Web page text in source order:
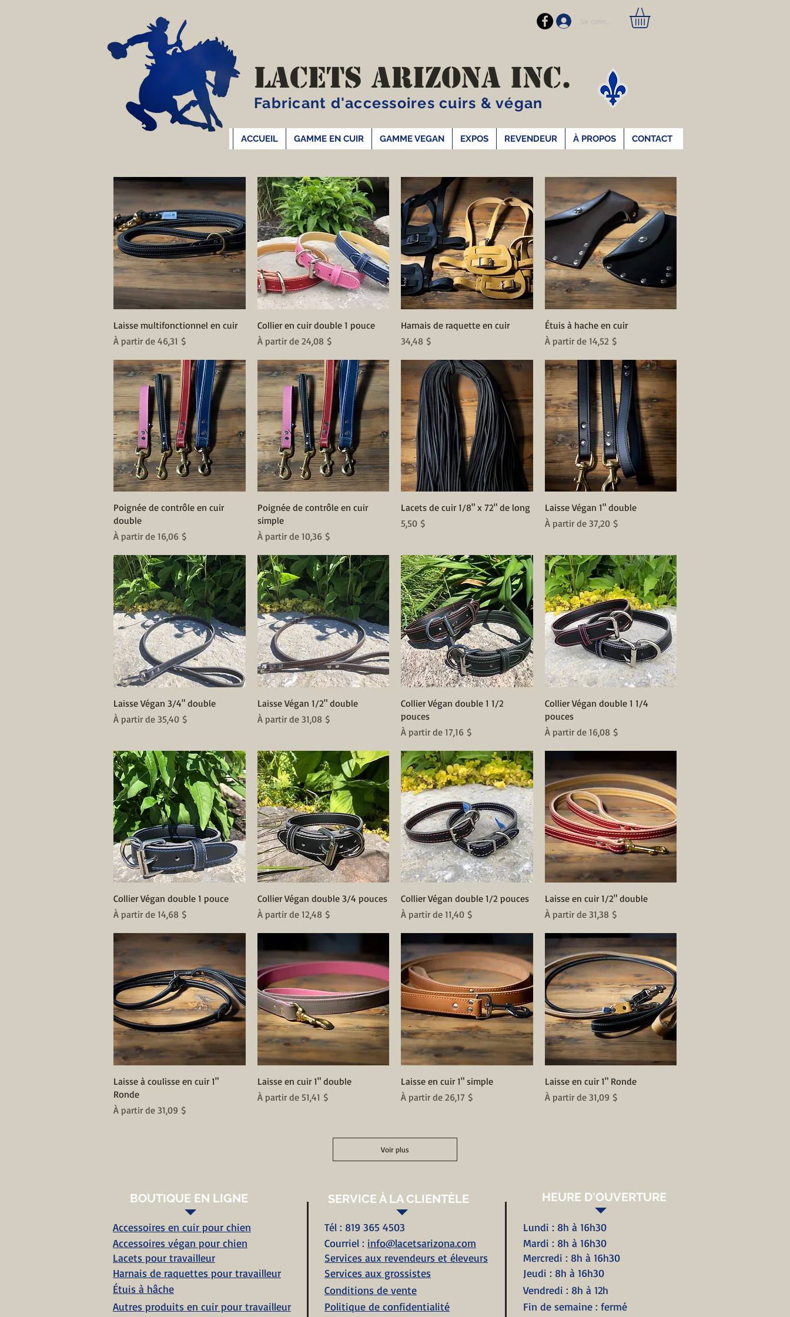
LACETS ARIZONA INC.
Fabricant d'accessoires cuirs & végan
ACCUEIL GAMME EN CUIR GAMME VEGAN EXPOS REVENDEUR À PROPOS CONTACT
Aperçu rapide
Laisse multifonctionnel en cuir
À partir de 46,31 $
Prix promotionnel
Aperçu rapide
Collier en cuir double 1 pouce
À partir de 24,08 $
Prix promotionnel
Aperçu rapide
Harnais de raquette en cuir
Prix
34,48 $
Aperçu rapide
Étuis à hache en cuir
À partir de 14,52 $
Prix promotionnel
Aperçu rapide
Poignée de contrôle en cuir
double
À partir de 16,06 $
Prix promotionnel
Aperçu rapide
Poignée de contrôle en cuir
simple
À partir de 10,36 $
Prix promotionnel
Aperçu rapide
Lacets de cuir 1/8" x 72" de long
Prix
5,50 $
Aperçu rapide
Laisse Végan 1" double
À partir de 37,20 $
Prix promotionnel
Aperçu rapide
Laisse Végan 3/4" double
À partir de 35,40 $
Prix promotionnel
Aperçu rapide
Laisse Végan 1/2" double
À partir de 31,08 $
Prix promotionnel
Aperçu rapide
Collier Végan double 1 1/2
pouces
À partir de 17,16 $
Prix promotionnel
Aperçu rapide
Collier Végan double 1 1/4
pouces
À partir de 16,08 $
Prix promotionnel
Aperçu rapide
Collier Végan double 1 pouce
À partir de 14,68 $
Prix promotionnel
Aperçu rapide
Collier Végan double 3/4 pouces
À partir de 12,48 $
Prix promotionnel
Aperçu rapide
Collier Végan double 1/2 pouces
À partir de 11,40 $
Prix promotionnel
Aperçu rapide
Laisse en cuir 1/2" double
À partir de 31,38 $
Prix promotionnel
Aperçu rapide
Laisse à coulisse en cuir 1"
Ronde
À partir de 31,09 $
Prix promotionnel
Aperçu rapide
Laisse en cuir 1" double
À partir de 51,41 $
Prix promotionnel
Aperçu rapide
Laisse en cuir 1" simple
À partir de 26,17 $
Prix promotionnel
Aperçu rapide
Laisse en cuir 1" Ronde
À partir de 31,09 $
Prix promotionnel
Voir plus
BOUTIQUE EN LIGNE
Accessoires en cuir pour chien
Accessoires végan pour chien
Lacets pour travailleur
Harnais de raquettes pour travailleur
Étuis à hâche
Autres produits en cuir pour travailleur
SERVICE À LA CLIENTÈLE
Tél : 819 365 4503
Courriel : info@lacetsarizona.com
Conditions de vente
Politique de confidentialité
Services aux revendeurs et éleveurs
Services aux grossistes
HEURE D'OUVERTURE
Lundi : 8h à 16h30
Mardi : 8h à 16h30
Mercredi : 8h à 16h30
Jeudi : 8h à 16h30
Vendredi : 8h à 12h
Fin de semaine : fermé